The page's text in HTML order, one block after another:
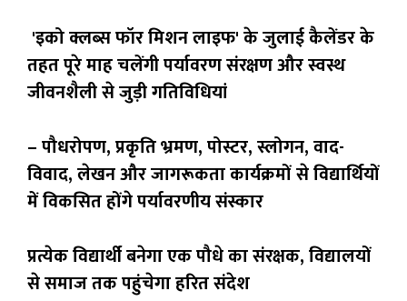
'इको क्लब्स फॉर मिशन लाइफ' के जुलाई कैलेंडर के
तहत पूरे माह चलेंगी पर्यावरण संरक्षण और स्वस्थ
जीवनशैली से जुड़ी गतिविधियां
– पौधरोपण, प्रकृति भ्रमण, पोस्टर, स्लोगन, वाद-
विवाद, लेखन और जागरूकता कार्यक्रमों से विद्यार्थियों
में विकसित होंगे पर्यावरणीय संस्कार
प्रत्येक विद्यार्थी बनेगा एक पौधे का संरक्षक, विद्यालयों
से समाज तक पहुंचेगा हरित संदेश